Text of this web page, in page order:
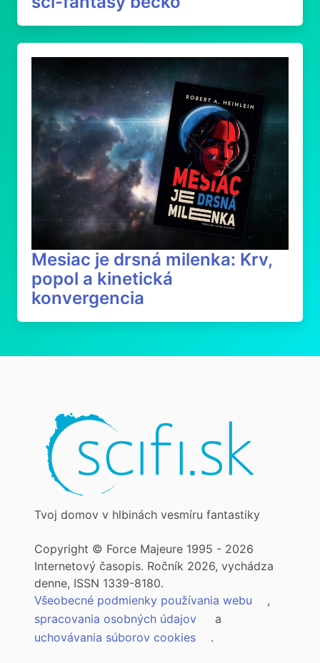
Mesiac je drsná milenka: Krv,
popol a kinetická
konvergencia
Tvoj domov v hlbinách vesmíru fantastiky
Copyright © Force Majeure 1995 - 2026
Internetový časopis. Ročník 2026, vychádza
denne, ISSN 1339-8180.
Všeobecné podmienky používania webu
,
spracovania osobných údajov
a
uchovávania súborov cookies
.